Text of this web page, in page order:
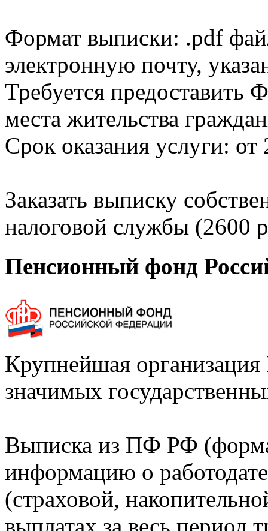
Формат выписки: .pdf
электронную почту,
Требуется
места жительства
Срок оказания услуги: от
Заказать выписку
налоговой службы (2600
Пенсионный фонд
Крупнейшая
значимых
Выписка из ПФ РФ
информацию о
(страховой,
выплатах за весь период